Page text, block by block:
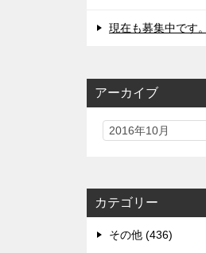
現在も募集中です。
アーカイブ
カテゴリー
その他 (436)